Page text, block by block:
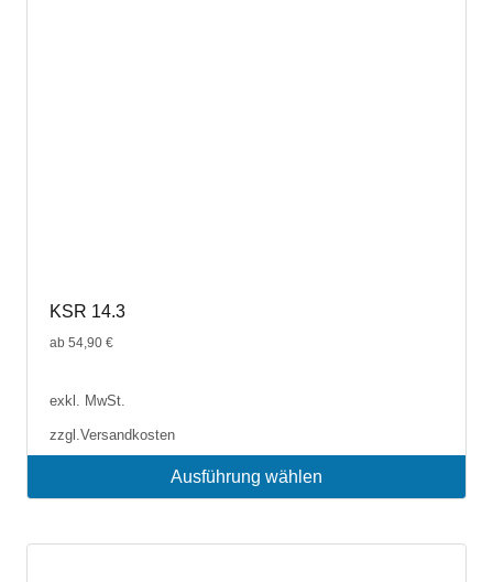
KSR 14.3
ab 54,90 €
exkl. MwSt.
zzgl.Versandkosten
Ausführung wählen